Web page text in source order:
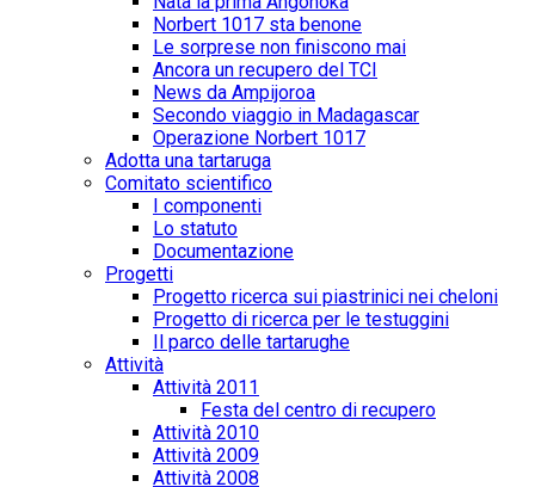
Norbert 1017 sta benone
Le sorprese non finiscono mai
Ancora un recupero del TCI
News da Ampijoroa
Secondo viaggio in Madagascar
Operazione Norbert 1017
Adotta una tartaruga
Comitato scientifico
I componenti
Lo statuto
Documentazione
Progetti
Progetto ricerca sui piastrinici nei cheloni
Progetto di ricerca per le testuggini
Il parco delle tartarughe
Attività
Attività 2011
Festa del centro di recupero
Attività 2010
Attività 2009
Attività 2008